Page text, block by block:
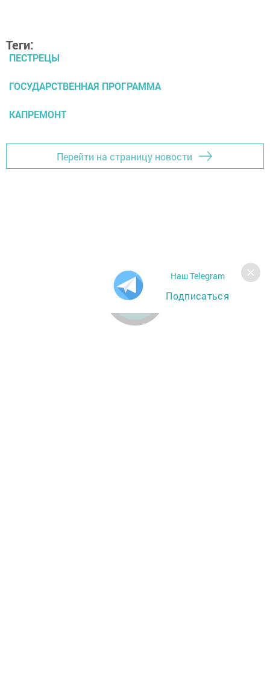
Теги:
ПЕСТРЕЦЫ
ГОСУДАРСТВЕННАЯ ПРОГРАММА
КАПРЕМОНТ
Перейти на страницу новости
Наш Telegram
Подписаться